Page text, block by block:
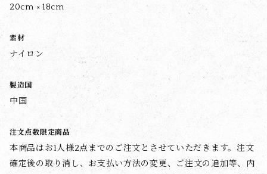
20cm × 18cm
素材
ナイロン
製造国
中国
注文点数限定商品
本商品はお1人様2点までのご注文とさせていただきます。注文
確定後の取り消し、お支払い方法の変更、ご注文の追加等、内